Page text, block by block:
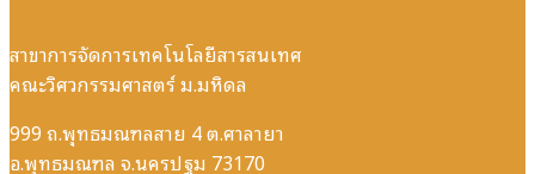
สาขาการจัดการเทคโนโลยีสารสนเทศ
คณะวิศวกรรมศาสตร์ ม.มหิดล
999 ถ.พุทธมณฑลสาย 4 ต.ศาลายา
อ.พุทธมณฑล จ.นครปฐม 73170